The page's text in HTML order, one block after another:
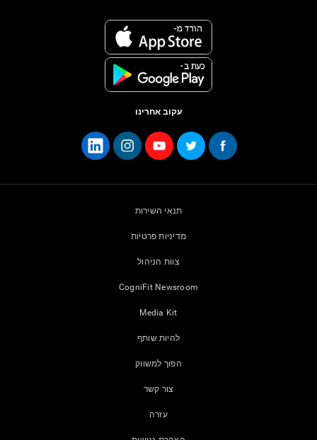
עקוב אחרינו
תנאי השירות
מדיניות פרטיות
צוות הניהול
CogniFit Newsroom
Media Kit
להיות שותף
הפוך למשווק
צור קשר
עזרה